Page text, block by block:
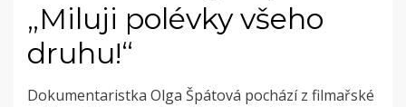
„Miluji polévky všeho
druhu!“
Dokumentaristka Olga Špátová pochází z filmařské